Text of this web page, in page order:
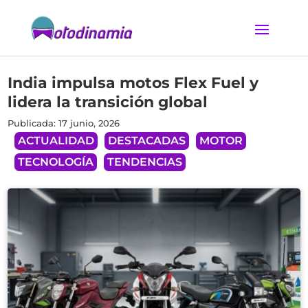
India impulsa motos Flex Fuel y
lidera la transición global
Publicada: 17 junio, 2026
ACTUALIDAD DESTACADAS
MOTOR
TECNOLOGÍA
TENDENCIAS